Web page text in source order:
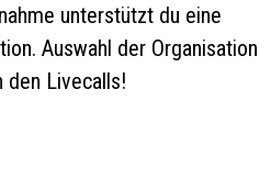
unterstützt du eine
Auswahl der Organisation
den Livecalls!